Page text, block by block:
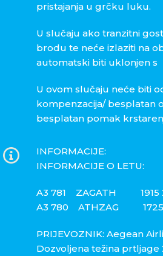
pristajanja u grčku luku.
U slučaju ako tranzitni
brodu te neće izlaziti na
automatski biti uklonjen s
U ovom slučaju neće biti
kompenzacija/ besplatan
besplatan pomak
INFORMACIJE:
INFORMACIJE O LETU:
A3 781 ZAGATH 1915
A3 780 ATHZAG 1725
PRIJEVOZNIK: Aegean
Dozvoljena težina